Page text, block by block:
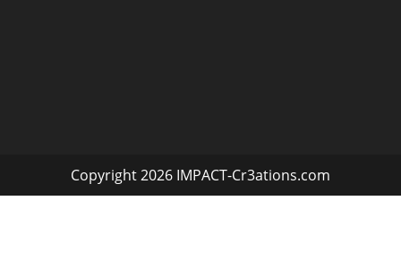
Copyright 2026 IMPACT-Cr3ations.com